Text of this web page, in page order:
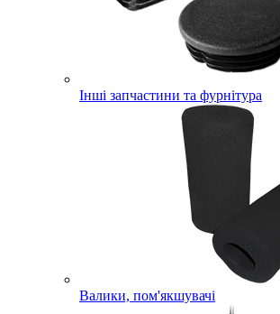
Інші запчастини та фурнітура
Валики, пом'якшувачі